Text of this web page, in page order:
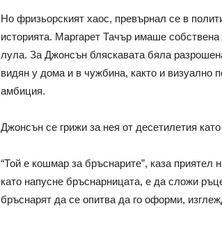
Но фризьорският хаос, превърнал се в
историята. Маргарет Тачър имаше
лула. За Джонсън бляскавата бяла
видян у дома и в чужбина, както и визуално
амбиция.
Джонсън се грижи за нея от десетилетия
“Той е кошмар за бръснарите”, каза
като напусне бръснарницата, е да сложи
бръснарят да се опитва да го оформи,